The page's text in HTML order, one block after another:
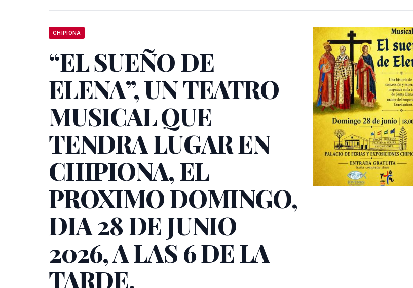
CHIPIONA
“EL SUEÑO DE
ELENA”, UN TEATRO
MUSICAL QUE
TENDRA LUGAR EN
CHIPIONA, EL
PROXIMO DOMINGO,
DIA 28 DE JUNIO
2026, A LAS 6 DE LA
TARDE.